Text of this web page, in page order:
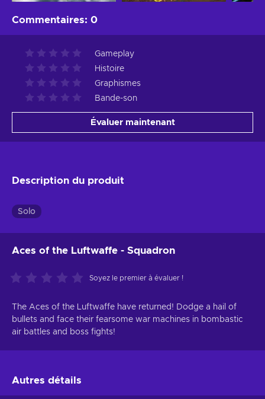
Commentaires: 0
Gameplay
Histoire
Graphismes
Bande-son
Évaluer maintenant
Description du produit
Solo
Aces of the Luftwaffe - Squadron
Soyez le premier à évaluer !
The Aces of the Luftwaffe have returned! Dodge a hail of
bullets and face their fearsome war machines in bombastic
air battles and boss fights!
Autres détails